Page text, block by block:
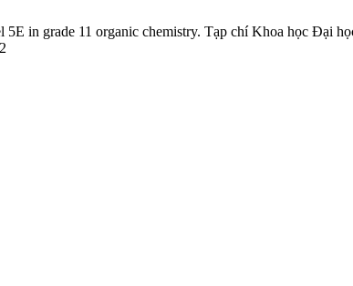
in grade 11 organic chemistry. Tạp chí Khoa học Đại